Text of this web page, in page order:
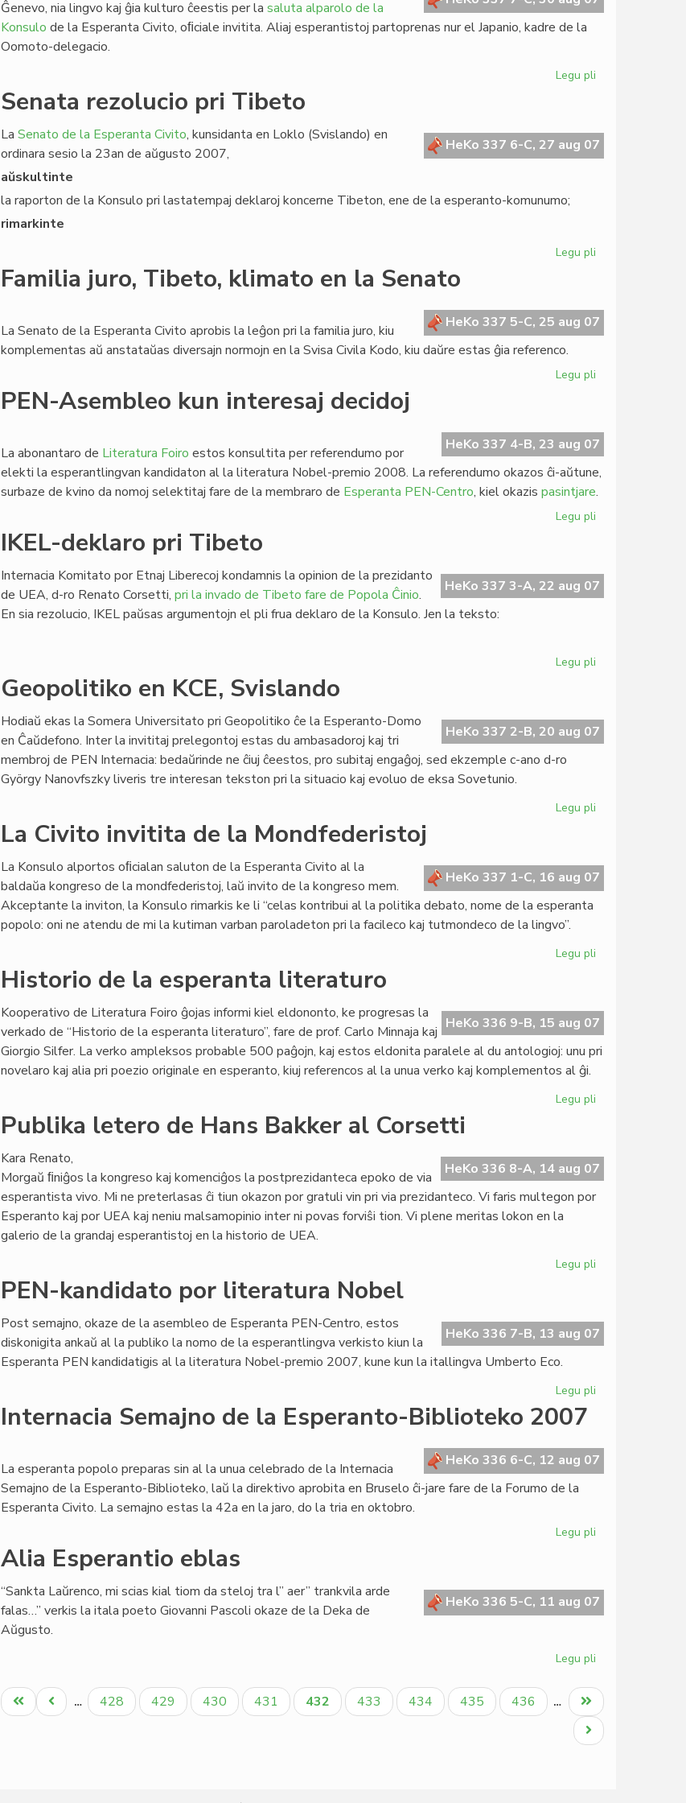
Ĝenevo, nia lingvo kaj ĝia kulturo ĉeestis per la saluta alparolo de la
Konsulo de la Esperanta Civito, oﬁciale invitita. Aliaj esperantistoj partoprenas nur el Japanio, kadre de la
Oomoto-delegacio.
Legu pli
kongreso
Senata rezolucio pri Tibeto
HeKo 337 6-C, 27 aug 07
La Senato de la Esperanta Civito, kunsidanta en Loklo (Svislando) en
ordinara sesio la 23an de aŭgusto 2007,
aŭskultinte
la raporton de la Konsulo pri lastatempaj deklaroj koncerne Tibeton, ene de la esperanto-komunumo;
rimarkinte
Legu pli
Tibeto
Familia juro, Tibeto, klimato en la Senato
HeKo 337 5-C, 25 aug 07
La Senato de la Esperanta Civito aprobis la leĝon pri la familia juro, kiu
komplementas aŭ anstataŭas diversajn normojn en la Svisa Civila Kodo, kiu daŭre estas ĝia referenco.
Legu pli
klimato
en
la
Senato
PEN-Asembleo kun interesaj decidoj
HeKo 337 4-B, 23 aug 07
La abonantaro de Literatura Foiro estos konsultita per referendumo por
elekti la esperantlingvan kandidaton al la literatura Nobel-premio 2008. La referendumo okazos ĉi-aŭtune,
surbaze de kvino da nomoj selektitaj fare de la membraro de Esperanta PEN-Centro, kiel okazis pasintjare.
Legu pli
interesaj
decidoj
IKEL-deklaro pri Tibeto
HeKo 337 3-A, 22 aug 07
Internacia Komitato por Etnaj Liberecoj kondamnis la opinion de la prezidanto
de UEA, d-ro Renato Corsetti, pri la invado de Tibeto fare de Popola Ĉinio.
En sia rezolucio, IKEL paŭsas argumentojn el pli frua deklaro de la Konsulo. Jen la teksto:
Legu pli
Tibeto
Geopolitiko en KCE, Svislando
HeKo 337 2-B, 20 aug 07
Hodiaŭ ekas la Somera Universitato pri Geopolitiko ĉe la Esperanto-Domo
en Ĉaŭdefono. Inter la invititaj prelegontoj estas du ambasadoroj kaj tri
membroj de PEN Internacia: bedaŭrinde ne ĉiuj ĉeestos, pro subitaj engaĝoj, sed ekzemple c-ano d-ro
György Nanovfszky liveris tre interesan tekston pri la situacio kaj evoluo de eksa Sovetunio.
Legu pli
Svislando
La Civito invitita de la Mondfederistoj
HeKo 337 1-C, 16 aug 07
La Konsulo alportos oﬁcialan saluton de la Esperanta Civito al la
baldaŭa kongreso de la mondfederistoj, laŭ invito de la kongreso mem.
Akceptante la inviton, la Konsulo rimarkis ke li “celas kontribui al la politika debato, nome de la esperanta
popolo: oni ne atendu de mi la kutiman varban paroladeton pri la facileco kaj tutmondeco de la lingvo”.
Legu pli
de
la
Mondfederistoj
Historio de la esperanta literaturo
HeKo 336 9-B, 15 aug 07
Kooperativo de Literatura Foiro ĝojas informi kiel eldononto, ke progresas la
verkado de “Historio de la esperanta literaturo”, fare de prof. Carlo Minnaja kaj
Giorgio Silfer. La verko ampleksos probable 500 paĝojn, kaj estos eldonita paralele al du antologioj: unu pri
novelaro kaj alia pri poezio originale en esperanto, kiuj referencos al la unua verko kaj komplementos al ĝi.
Legu pli
esperanta
literaturo
Publika letero de Hans Bakker al Corsetti
HeKo 336 8-A, 14 aug 07
Kara Renato,
Morgaŭ ﬁniĝos la kongreso kaj komenciĝos la postprezidanteca epoko de via
esperantista vivo. Mi ne preterlasas ĉi tiun okazon por gratuli vin pri via prezidanteco. Vi faris multegon por
Esperanto kaj por UEA kaj neniu malsamopinio inter ni povas forviŝi tion. Vi plene meritas lokon en la
galerio de la grandaj esperantistoj en la historio de UEA.
Legu pli
Hans
Bakker
PEN-kandidato por literatura Nobel
HeKo 336 7-B, 13 aug 07
Post semajno, okaze de la asembleo de Esperanta PEN-Centro, estos
diskonigita ankaŭ al la publiko la nomo de la esperantlingva verkisto kiun la
Esperanta PEN kandidatigis al la literatura Nobel-premio 2007, kune kun la itallingva Umberto Eco.
Legu pli
literatura
Nobel
Internacia Semajno de la Esperanto-Biblioteko 2007
HeKo 336 6-C, 12 aug 07
La esperanta popolo preparas sin al la unua celebrado de la Internacia
Semajno de la Esperanto-Biblioteko, laŭ la direktivo aprobita en Bruselo ĉi-jare fare de la Forumo de la
Esperanta Civito. La semajno estas la 42a en la jaro, do la tria en oktobro.
Legu pli
la
Esperanto-
Alia Esperantio eblas
HeKo 336 5-C, 11 aug 07
“Sankta Laŭrenco, mi scias kial tiom da steloj tra l” aer” trankvila arde
falas…” verkis la itala poeto Giovanni Pascoli okaze de la Deka de
Aŭgusto.
Legu pli
Esperantio
eblas
Pagination
Unua
paĝo
Antaŭa
paĝo
… Paĝo
428 Paĝo
429 Paĝo
430 Paĝo
431
Aktuala
paĝo
432 Paĝo
433 Paĝo
434 Paĝo
435 Paĝo
436 …
Last
page
Next
page